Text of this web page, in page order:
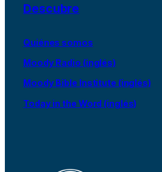
Descubre
Quiénes somos
Moody Radio (inglés)
Moody Bible Institute (inglés)
Today in the Word (inglés)